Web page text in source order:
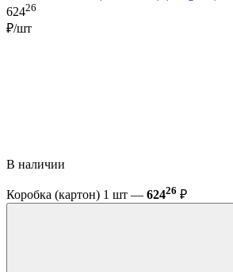
62426
₽/шт
В наличии
Коробка (картон) 1 шт — 62426 ₽